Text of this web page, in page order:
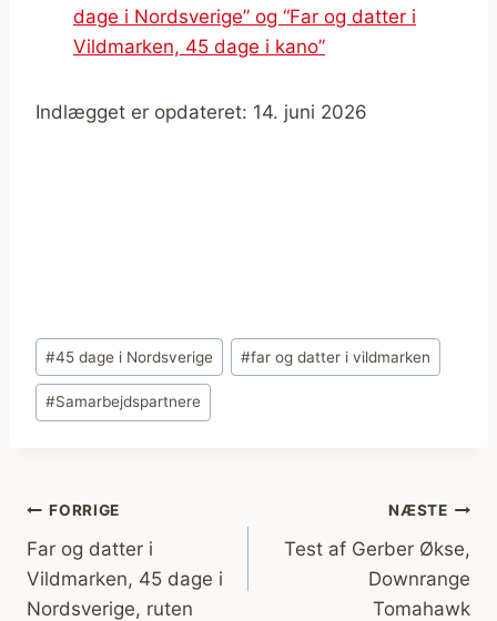
dage i Nordsverige” og “Far og datter i
Vildmarken, 45 dage i kano”
Indlægget er opdateret: 14. juni 2026
Indlæg-
tags:
#45 dage i Nordsverige #far og datter i vildmarken
#Samarbejdspartnere
Indlægsnavigation
FORRIGE
Far og datter i
Vildmarken, 45 dage i
Nordsverige, ruten
NÆSTE
Test af Gerber Økse,
Downrange
Tomahawk